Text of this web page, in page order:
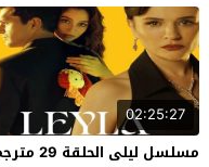
02:25:27
مسلسل ليلى الحلقة 29 مترجم